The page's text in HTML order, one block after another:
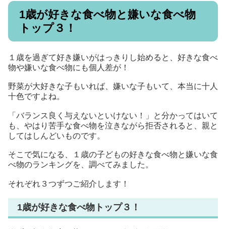
1歳が好きな食べ物と嫌いな食べ物
トップ３！
１歳を過ぎて好き嫌いがはっきりし始めると、好きな食べ
物や嫌いな食べ物にも個人差が！
野菜が大好きな子もいれば、嫌いな子もいて、本当に十人
十色ですよね。
「バランス良く与えないといけない！」と分かってはいて
も、やはり苦手な食べ物を泣きながら拒否されると、親と
してはしんどいものです。
そこで気になる、１歳の子どもの好きな食べ物と嫌いな食
べ物のランキングを、調べてみました。
それぞれ３つずつご紹介します！
1歳が好きな食べ物トップ３！